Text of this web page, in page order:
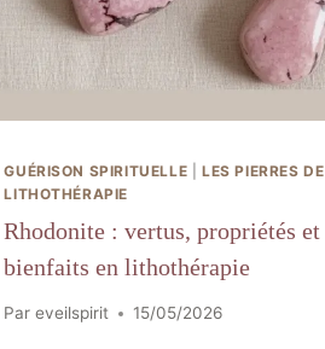
GUÉRISON SPIRITUELLE |LES PIERRES DE
LITHOTHÉRAPIE
Rhodonite : vertus, propriétés et
bienfaits en lithothérapie
Par eveilspirit 15/05/2026